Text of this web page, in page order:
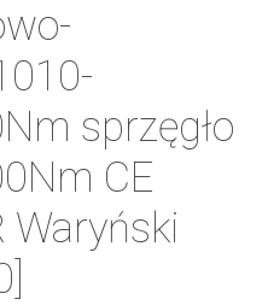
sprzęgło
CE
Waryński